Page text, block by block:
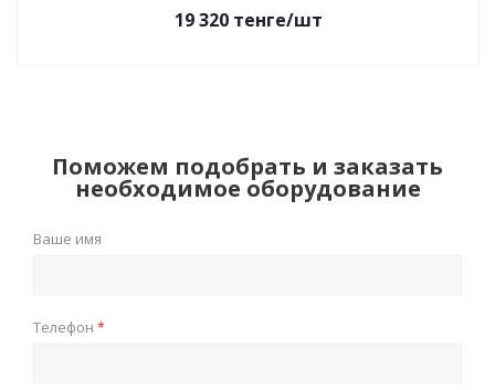
19 320 тенге/шт
Поможем подобрать и заказать
необходимое оборудование
Ваше имя
Телефон *